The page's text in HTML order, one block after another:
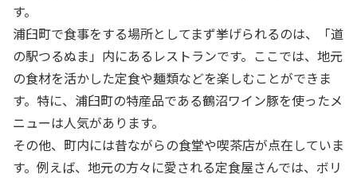
す。
浦臼町で食事をする場所としてまず挙げられるのは、「道
の駅つるぬま」内にあるレストランです。ここでは、地元
の食材を活かした定食や麺類などを楽しむことができま
す。特に、浦臼町の特産品である鶴沼ワイン豚を使ったメ
ニューは人気があります。
その他、町内には昔ながらの食堂や喫茶店が点在していま
す。例えば、地元の方々に愛される定食屋さんでは、ボリ